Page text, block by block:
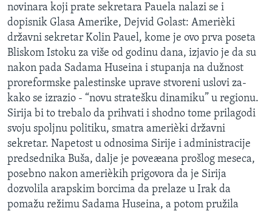
INTERVJU
novinara koji prate sekretara Pauela nalazi se i
dopisnik Glasa Amerike, Dejvid Golast: Amerièki
državni sekretar Kolin Pauel, kome je ovo prva poseta
Bliskom Istoku za više od godinu dana, izjavio je da su
nakon pada Sadama Huseina i stupanja na dužnost
proreformske palestinske uprave stvoreni uslovi za-
kako se izrazio - “novu stratešku dinamiku” u regionu.
Sirija bi to trebalo da prihvati i shodno tome prilagodi
svoju spoljnu politiku, smatra amerièki državni
sekretar. Napetost u odnosima Sirije i administracije
predsednika Buša, dalje je poveæana prošlog meseca,
posebno nakon amerièkih prigovora da je Sirija
dozvolila arapskim borcima da prelaze u Irak da
pomažu režimu Sadama Huseina, a potom pružila